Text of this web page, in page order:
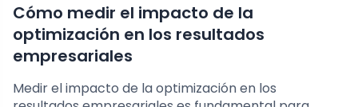
Cómo medir el impacto de la
optimización en los resultados
empresariales
Medir el impacto de la optimización en los